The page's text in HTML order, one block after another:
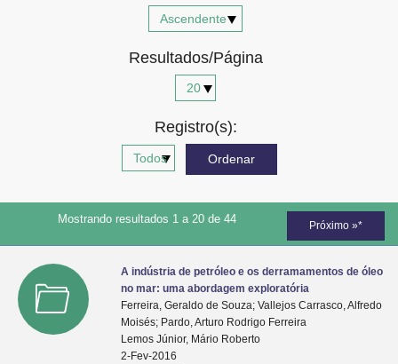
Resultados/Página
Registro(s):
Mostrando resultados 1 a 20 de 44 Próximo »*
A indústria de petróleo e os derramamentos de óleo
no mar: uma abordagem exploratória
Ferreira, Geraldo de Souza; Vallejos Carrasco, Alfredo
Moisés; Pardo, Arturo Rodrigo Ferreira
Lemos Júnior, Mário Roberto
2-Fev-2016